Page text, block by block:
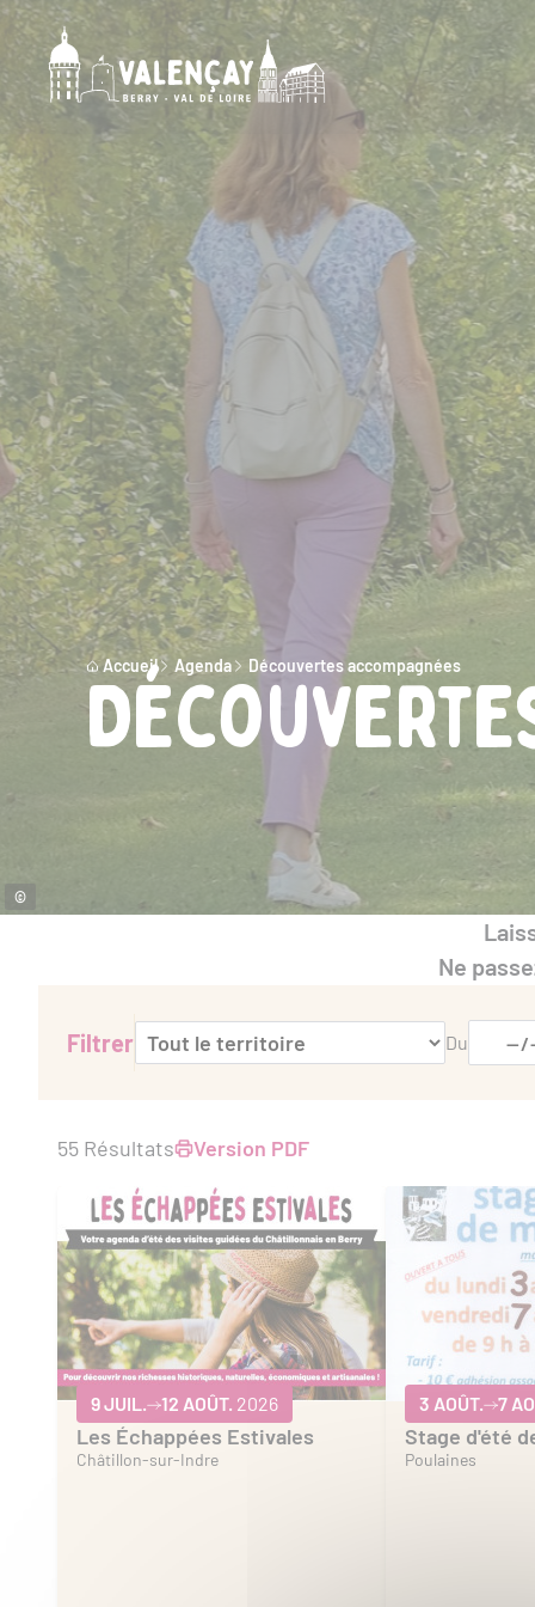
Accueil Agenda Découvertes accompagnées
©
Ne
Filtrer Du
55 Résultats Version PDF
9 JUIL. 12 AOÛT. 2026
Les Échappées Estivales
Châtillon-sur-Indre
3 AOÛT. 7
Stage d'été
Poulaines